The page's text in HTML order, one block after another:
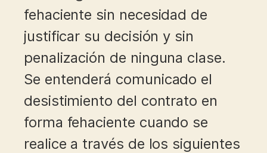
fehaciente sin necesidad de
justificar su decisión y sin
penalización de ninguna clase.
Se entenderá comunicado el
desistimiento del contrato en
forma fehaciente cuando se
realice a través de los siguientes